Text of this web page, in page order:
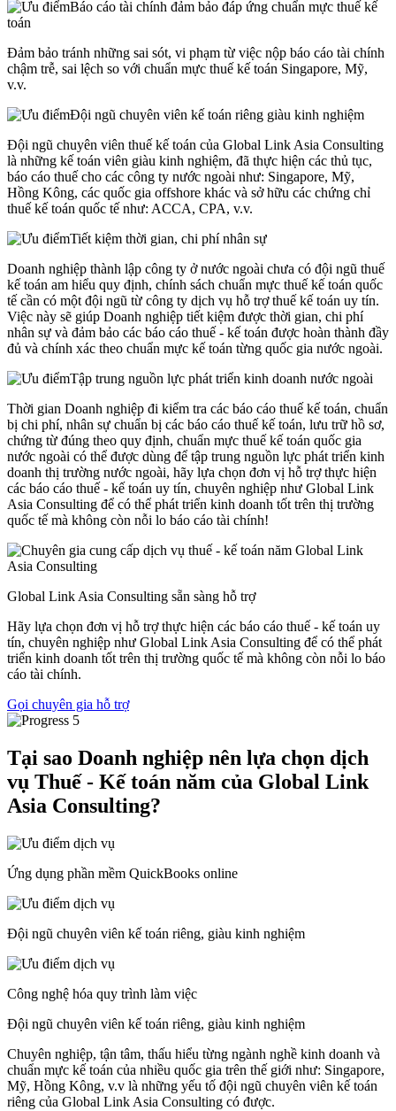
Báo cáo tài chính đảm bảo đáp ứng chuẩn mực thuế kế
toán
Đảm bảo tránh những sai sót, vi phạm từ việc nộp báo cáo tài chính
chậm trễ, sai lệch so với chuẩn mực thuế kế toán Singapore, Mỹ,
v.v.
Đội ngũ chuyên viên kế toán riêng giàu kinh nghiệm
Đội ngũ chuyên viên thuế kế toán của Global Link Asia Consulting
là những kế toán viên giàu kinh nghiệm, đã thực hiện các thủ tục,
báo cáo thuế cho các công ty nước ngoài như: Singapore, Mỹ,
Hồng Kông, các quốc gia offshore khác và sở hữu các chứng chỉ
thuế kế toán quốc tế như: ACCA, CPA, v.v.
Tiết kiệm thời gian, chi phí nhân sự
Doanh nghiệp thành lập công ty ở nước ngoài chưa có đội ngũ thuế
kế toán am hiểu quy định, chính sách chuẩn mực thuế kế toán quốc
tế cần có một đội ngũ từ công ty dịch vụ hỗ trợ thuế kế toán uy tín.
Việc này sẽ giúp Doanh nghiệp tiết kiệm được thời gian, chi phí
nhân sự và đảm bảo các báo cáo thuế - kế toán được hoàn thành đầy
đủ và chính xác theo chuẩn mực kế toán từng quốc gia nước ngoài.
Tập trung nguồn lực phát triển kinh doanh nước ngoài
Thời gian Doanh nghiệp đi kiểm tra các báo cáo thuế kế toán, chuẩn
bị chi phí, nhân sự chuẩn bị các báo cáo thuế kế toán, lưu trữ hồ sơ,
chứng từ đúng theo quy định, chuẩn mực thuế kế toán quốc gia
nước ngoài có thể được dùng để tập trung nguồn lực phát triển kinh
doanh thị trường nước ngoài, hãy lựa chọn đơn vị hỗ trợ thực hiện
các báo cáo thuế - kế toán uy tín, chuyên nghiệp như Global Link
Asia Consulting để có thể phát triển kinh doanh tốt trên thị trường
quốc tế mà không còn nỗi lo báo cáo tài chính!
Global Link Asia Consulting sẵn sàng hỗ trợ
Hãy lựa chọn đơn vị hỗ trợ thực hiện các báo cáo thuế - kế toán uy
tín, chuyên nghiệp như Global Link Asia Consulting để có thể phát
triển kinh doanh tốt trên thị trường quốc tế mà không còn nỗi lo báo
cáo tài chính.
Gọi chuyên gia hỗ trợ
Tại sao Doanh nghiệp nên lựa chọn dịch
vụ Thuế - Kế toán năm của Global Link
Asia Consulting?
Ứng dụng phần mềm QuickBooks online
Đội ngũ chuyên viên kế toán riêng, giàu kinh nghiệm
Công nghệ hóa quy trình làm việc
Đội ngũ chuyên viên kế toán riêng, giàu kinh nghiệm
Chuyên nghiệp, tận tâm, thấu hiểu từng ngành nghề kinh doanh và
chuẩn mực kế toán của nhiều quốc gia trên thế giới như: Singapore,
Mỹ, Hồng Kông, v.v là những yếu tố đội ngũ chuyên viên kế toán
riêng của Global Link Asia Consulting có được.